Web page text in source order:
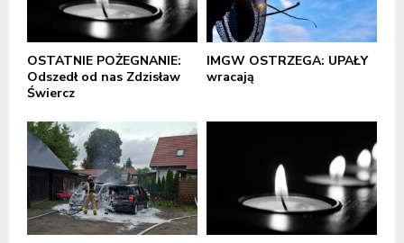
OSTATNIE POŻEGNANIE:
Odszedł od nas Zdzisław
Świercz
IMGW OSTRZEGA: UPAŁY
wracają